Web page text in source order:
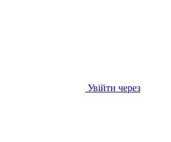
Увійти через